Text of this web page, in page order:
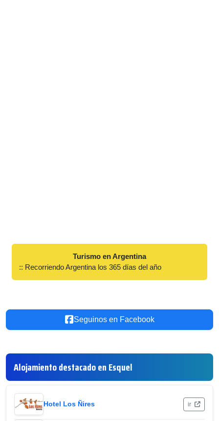
Turismo en Argentina
:: Recorriendo Argentina los 365 días del año
Seguinos en Facebook
Alojamiento destacado en Esquel
Hotel Los Ñires ir